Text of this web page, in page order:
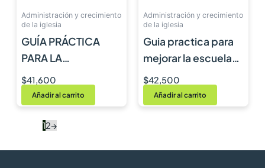
Administración y crecimiento
de la iglesia
GUÍA PRÁCTICA
PARA LA
EVANGELIZACIÓN
$41,600
Añadir al carrito
Administración y crecimiento
de la iglesia
Guia practica para
mejorar la escuela
sabatica
$42,500
Añadir al carrito
12→